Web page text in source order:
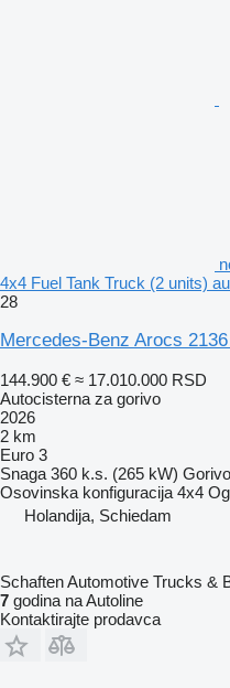
4x4 Fuel Tank Truck (2 units)
28
Mercedes-Benz Arocs
144.900 € ≈ 17.010.000 RSD
Autocisterna za gorivo
2026
2 km
Euro 3
Snaga 360 k.s. (265 kW) Gorivo
Osovinska konfiguracija 4x4
Holandija, Schiedam
Schaften Automotive Trucks &
7 godina na Autoline
Kontaktirajte prodavca